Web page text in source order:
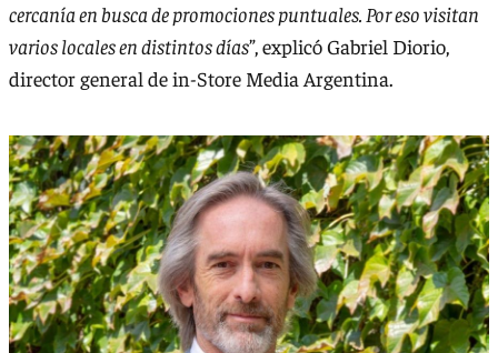
cercanía en busca de promociones puntuales. Por eso visitan
varios locales en distintos días”, explicó Gabriel Diorio,
director general de in-Store Media Argentina.